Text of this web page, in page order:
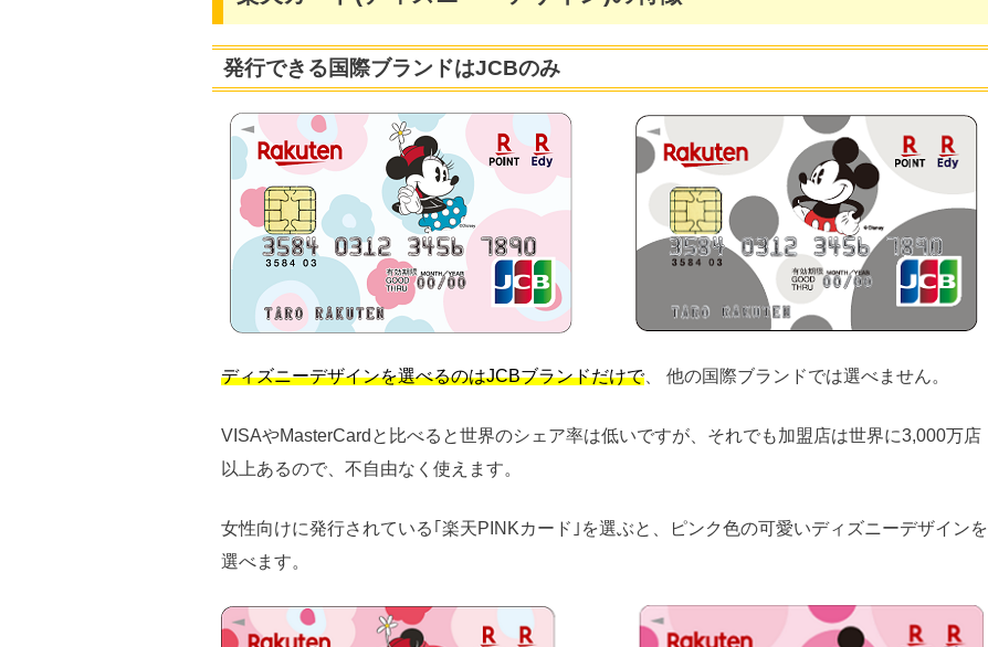
発行できる国際ブランドはJCBのみ
ディズニーデザインを選べるのはJCBブランドだけで、 他の国際ブランドでは選べません。
VISAやMasterCardと比べると世界のシェア率は低いですが、それでも加盟店は世界に3,000万店
以上あるので、不自由なく使えます。
女性向けに発行されている｢楽天PINKカード｣を選ぶと、ピンク色の可愛いディズニーデザインを
選べます。